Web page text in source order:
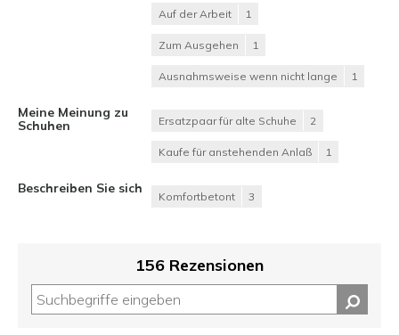
Auf der Arbeit 1
Zum Ausgehen 1
Ausnahmsweise wenn nicht lange 1
Meine Meinung zu
Schuhen
Ersatzpaar für alte Schuhe 2
Kaufe für anstehenden Anlaß 1
Beschreiben Sie sich
Komfortbetont 3
156 Rezensionen